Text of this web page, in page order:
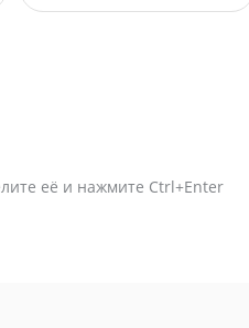
её и нажмите Ctrl+Enter